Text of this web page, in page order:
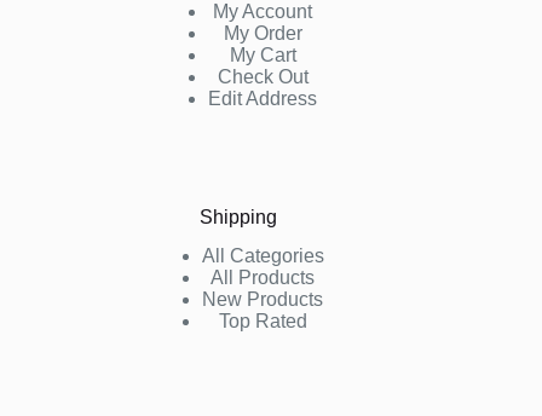
My Account
My Order
My Cart
Check Out
Edit Address
Shipping
All Categories
All Products
New Products
Top Rated